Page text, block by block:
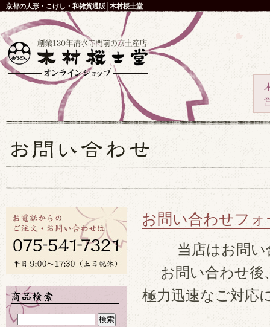
京都の人形・こけし・和雑貨通販│木村桜士堂
お問い合わせフォ
当店はお問
お問い合わせ後
極力迅速なご対応